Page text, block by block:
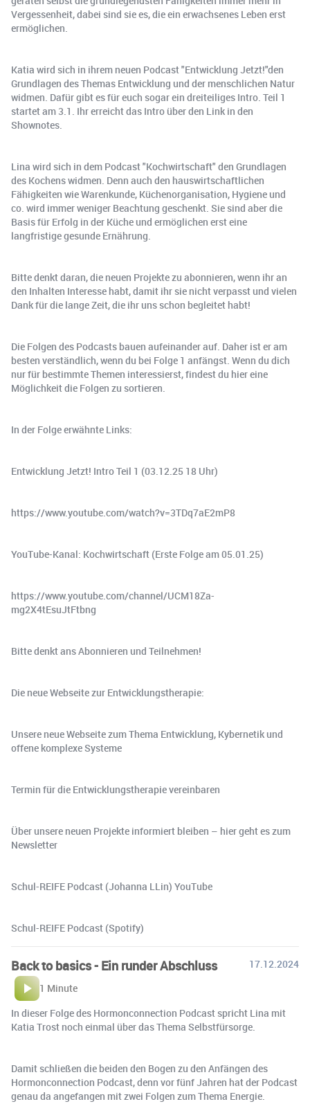
Vergessenheit, dabei sind sie es, die ein erwachsenes Leben erst
ermöglichen.
Katia wird sich in ihrem neuen Podcast "Entwicklung Jetzt!"den
Grundlagen des Themas Entwicklung und der menschlichen Natur
widmen. Dafür gibt es für euch sogar ein dreiteiliges Intro. Teil 1
startet am 3.1. Ihr erreicht das Intro über den Link in den
Shownotes.
Lina wird sich in dem Podcast "Kochwirtschaft" den Grundlagen
des Kochens widmen. Denn auch den hauswirtschaftlichen
Fähigkeiten wie Warenkunde, Küchenorganisation, Hygiene und
co. wird immer weniger Beachtung geschenkt. Sie sind aber die
Basis für Erfolg in der Küche und ermöglichen erst eine
langfristige gesunde Ernährung.
Bitte denkt daran, die neuen Projekte zu abonnieren, wenn ihr an
den Inhalten Interesse habt, damit ihr sie nicht verpasst und vielen
Dank für die lange Zeit, die ihr uns schon begleitet habt!
Die Folgen des Podcasts bauen aufeinander auf. Daher ist er am
besten verständlich, wenn du bei Folge 1 anfängst. Wenn du dich
nur für bestimmte Themen interessierst, findest du hier eine
Möglichkeit die Folgen zu sortieren.
In der Folge erwähnte Links:
Entwicklung Jetzt! Intro Teil 1 (03.12.25 18 Uhr)
https://www.youtube.com/watch?v=3TDq7aE2mP8
YouTube-Kanal: Kochwirtschaft (Erste Folge am 05.01.25)
https://www.youtube.com/channel/UCM18Za-
mg2X4tEsuJtFtbng
Bitte denkt ans Abonnieren und Teilnehmen!
Die neue Webseite zur Entwicklungstherapie:
Unsere neue Webseite zum Thema Entwicklung, Kybernetik und
offene komplexe Systeme
Termin für die Entwicklungstherapie vereinbaren
Über unsere neuen Projekte informiert bleiben – hier geht es zum
Newsletter
Schul-REIFE Podcast (Johanna LLin) YouTube
Schul-REIFE Podcast (Spotify)
Back to basics - Ein runder Abschluss
17.12.2024
1 Minute
In dieser Folge des Hormonconnection Podcast spricht Lina mit
Katia Trost noch einmal über das Thema Selbstfürsorge.
Damit schließen die beiden den Bogen zu den Anfängen des
Hormonconnection Podcast, denn vor fünf Jahren hat der Podcast
genau da angefangen mit zwei Folgen zum Thema Energie.